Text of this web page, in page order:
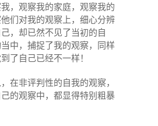
，观察我的家庭，观察我的
们对我的观察上，细心分辨
，却已然不见了当初的自
中，捕捉了我的观察，同样
了自己已经不一样！
在非评判性的自我的观察，
的观察中，都显得特别粗暴